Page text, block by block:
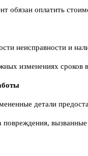
обязан оплатить
неисправности и
изменениях сроков
детали
повреждения,